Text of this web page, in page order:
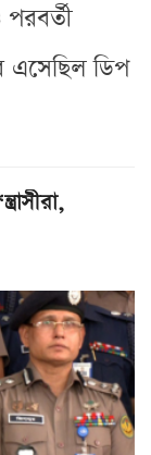
এসেছিল ডিপ